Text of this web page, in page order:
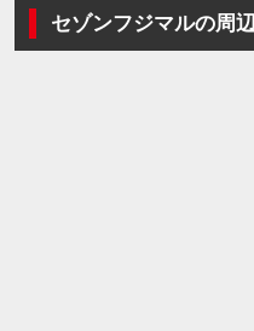
セゾンフジマルの周